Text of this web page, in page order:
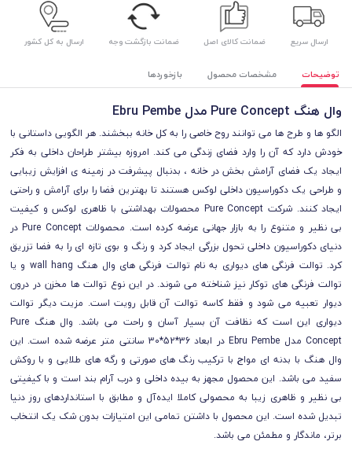
ارسال سریع ضمانت کالای اصل ضمانت بازگشت وجه ارسال به کل کشور
توضیحات مشخصات محصول بازخوردها
وال هنگ Pure Concept مدل Ebru Pembe
الگو ها و طرح ها می توانند روح خاصی را به کل خانه ببخشند. هر الگویی داستانی با
خودش دارد که آن را وارد فضای زندگی می کند. امروزه بیشتر طراحان داخلی به فکر
ایجاد یک فضای آرامش بخش در خانه ، بدنبال پیشرفت در زمینه ی افزایش زیبایی
و طراحی یک دکوراسیون داخلی لوکس هستند تا بهترین فضا را برای آرامش و راحتی
ایجاد کنند. شرکت Pure Concept محصولات بهداشتی با ظاهری لوکس و کیفیت
بی نظیر و متنوع را به بازار جهانی عرضه کرده است. محصولات Pure Concept در
دنیای دکوراسیون داخلی تحول بزرگی ایجاد کرد و رنگ و بوی تازه ای را به فضا تزریق
کرد. توالت فرنگی های دیواری به نام توالت فرنگی های وال هنگ wall hang و یا
توالت فرنگی های توکار نیز شناخته می شوند. در این نوع توالت ها مخزن در درون
دیوار تعبیه می شود و فقط کاسه توالت آن قابل رویت است. مزیت دیگر توالت
دیواری این است که نظافت آن بسیار آسان و راحت می باشد. وال هنگ Pure
Concept مدل Ebru Pembe در ابعاد 36*52*30 سانتی متر عرضه شده است. این
وال هنگ با بدنه ای مواج با ترکیب رنگ های صورتی و رگه های طلایی و با روکش
سفید می باشد. این محصول مجهز به بیده داخلی و درب آرام بند است و با کیفیتی
بی نظیر و ظاهری زیبا به محصولی کاملا ایده‌آل و مطابق با استانداردهای روز دنیا
تبدیل شده است. این محصول با داشتن تمامی این امتیازات بدون شک یک انتخاب
برتر، ماندگار و مطمئن می باشد.